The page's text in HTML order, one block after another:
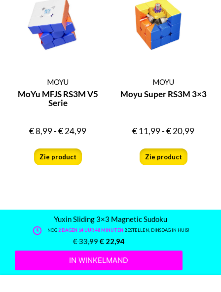
MOYU
MoYu MFJS RS3M V5
Serie
€8,99-€24,99
Zie product
MOYU
Moyu Super RS3M 3×3
€11,99-€20,99
Zie product
Yuxin Sliding 3×3 Magnetic Sudoku
NOG2 DAGEN 14 UUR 48 MINUTEN BESTELLEN, DINSDAG IN HUIS!
€33,99€ 22,94
IN WINKELMAND